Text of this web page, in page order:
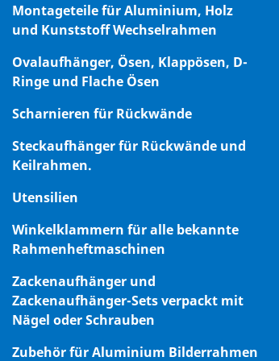
Montageteile für Aluminium, Holz
und Kunststoff Wechselrahmen
Ovalaufhänger, Ösen, Klappösen, D-
Ringe und Flache Ösen
Scharnieren für Rückwände
Steckaufhänger für Rückwände und
Keilrahmen.
Utensilien
Winkelklammern für alle bekannte
Rahmenheftmaschinen
Zackenaufhänger und
Zackenaufhänger-Sets verpackt mit
Nägel oder Schrauben
Zubehör für Aluminium Bilderrahmen